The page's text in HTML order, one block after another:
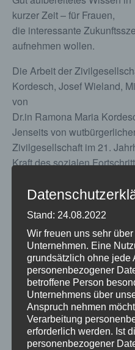
kurzer Zeit – für Frauen,
die interessante
aufnehmen wollen.
Die Arbeit der
Kordesch, Josef Wieland,
von
Dr.in Ramona Maria
Jenseits von
Zivilgesellschaft im 21.
Kraft des sozialen
Gestaltungsressource und
wahrgenommen und
unterschiedliche Akteure
Eigenverantwortung der
der Wirtschaft und ihrer
Religionsgemeinschaften
bis hin zur Wissenschaft
Wo: AK Bibliothek,
Wann: Donnerstag, 6. Juni,
Stand: 24.08.2022
Wir freuen uns sehr
Unternehmen. Eine
grundsätzlich ohne jede
personenbezogener
betroffene Person
Unternehmens über
Anspruch nehmen
Verarbeitung
erforderlich werden. Ist
personenbezogener